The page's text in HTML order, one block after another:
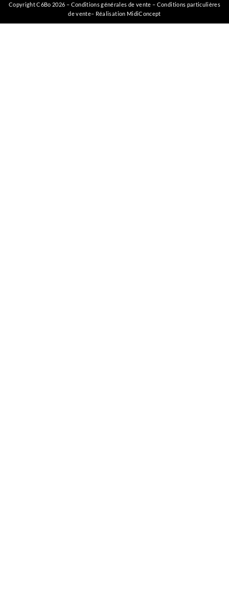
Copyright C6Bo 2026 – Conditions générales de vente – Conditions particulières
de vente– Réalisation MidiConcept